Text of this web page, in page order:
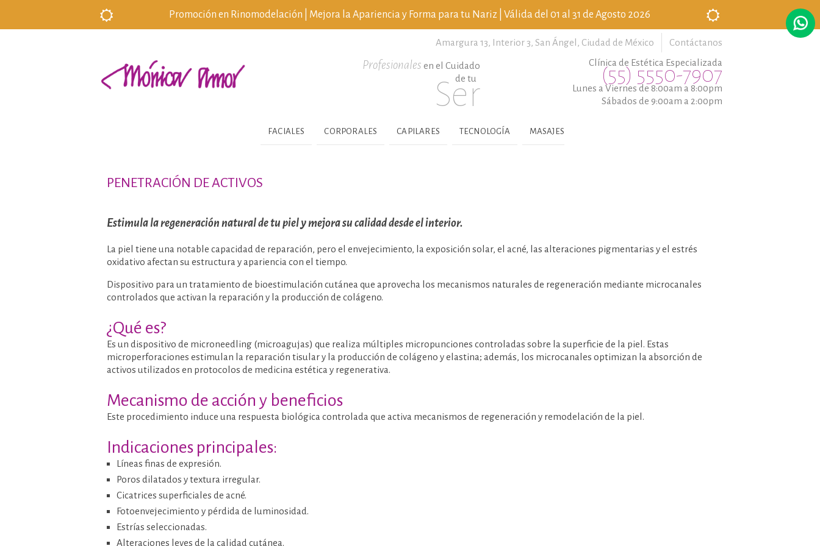
Promoción en Rinomodelación | Mejora la Apariencia y Forma para tu Nariz | Válida del 01 al 31 de Agosto 2026
Contáctanos
Amargura 13, Interior 3, San Ángel, Ciudad de México
Profesionales en el Cuidado
de tu
Ser
Clínica de Estética Especializada
(55) 5550-7907
Lunes a Viernes de 8:00am a 8:00pm
Sábados de 9:00am a 2:00pm
FACIALES CORPORALES CAPILARES TECNOLOGÍA MASAJES
PENETRACIÓN DE ACTIVOS
Estimula la regeneración natural de tu piel y mejora su calidad desde el interior.
La piel tiene una notable capacidad de reparación, pero el envejecimiento, la exposición solar, el acné, las alteraciones pigmentarias y el estrés
oxidativo afectan su estructura y apariencia con el tiempo.
Dispositivo para un tratamiento de bioestimulación cutánea que aprovecha los mecanismos naturales de regeneración mediante microcanales
controlados que activan la reparación y la producción de colágeno.
¿Qué es?
Es un dispositivo de microneedling (microagujas) que realiza múltiples micropunciones controladas sobre la superficie de la piel. Estas
microperforaciones estimulan la reparación tisular y la producción de colágeno y elastina; además, los microcanales optimizan la absorción de
activos utilizados en protocolos de medicina estética y regenerativa.
Mecanismo de acción y beneficios
Este procedimiento induce una respuesta biológica controlada que activa mecanismos de regeneración y remodelación de la piel.
Indicaciones principales:
Líneas finas de expresión.
Poros dilatados y textura irregular.
Cicatrices superficiales de acné.
Fotoenvejecimiento y pérdida de luminosidad.
Estrías seleccionadas.
Alteraciones leves de la calidad cutánea.